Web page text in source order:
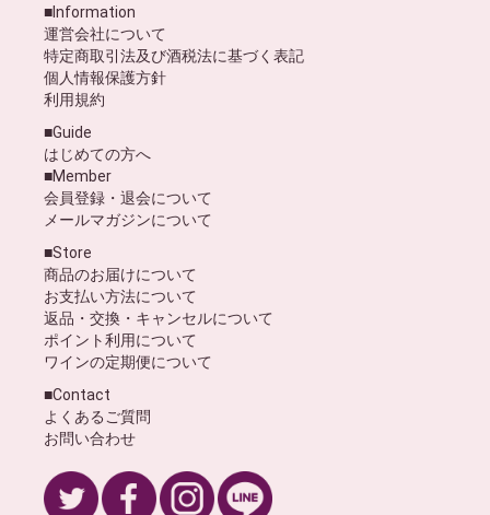
■Information
運営会社について
特定商取引法及び酒税法に基づく表記
個人情報保護方針
利用規約
■Guide
はじめての方へ
■Member
会員登録・退会について
メールマガジンについて
■Store
商品のお届けについて
お支払い方法について
返品・交換・キャンセルについて
ポイント利用について
ワインの定期便について
■Contact
よくあるご質問
お問い合わせ